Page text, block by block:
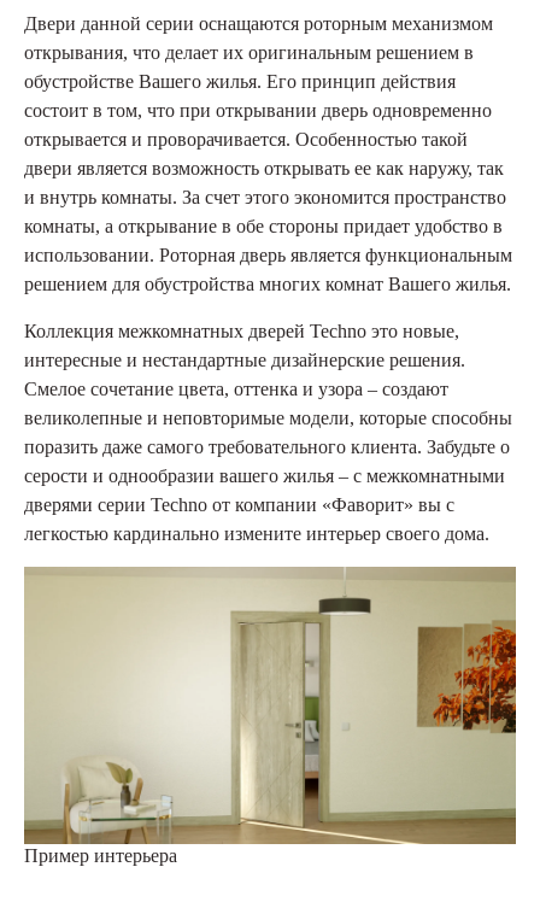
Двери данной серии оснащаются роторным механизмом
открывания, что делает их оригинальным решением в
обустройстве Вашего жилья. Его принцип действия
состоит в том, что при открывании дверь одновременно
открывается и проворачивается. Особенностью такой
двери является возможность открывать ее как наружу, так
и внутрь комнаты. За счет этого экономится пространство
комнаты, а открывание в обе стороны придает удобство в
использовании. Роторная дверь является функциональным
решением для обустройства многих комнат Вашего жилья.
Коллекция межкомнатных дверей Techno это новые,
интересные и нестандартные дизайнерские решения.
Смелое сочетание цвета, оттенка и узора – создают
великолепные и неповторимые модели, которые способны
поразить даже самого требовательного клиента. Забудьте о
серости и однообразии вашего жилья – с межкомнатными
дверями серии Techno от компании «Фаворит» вы с
легкостью кардинально измените интерьер своего дома.
Пример интерьера